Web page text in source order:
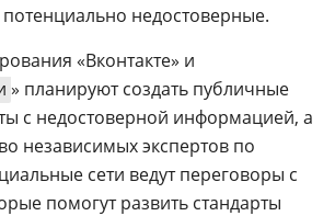
недостоверные.
«Вконтакте» и
» планируют создать публичные
с недостоверной информацией, а
независимых экспертов по
сети ведут переговоры с
помогут развить стандарты